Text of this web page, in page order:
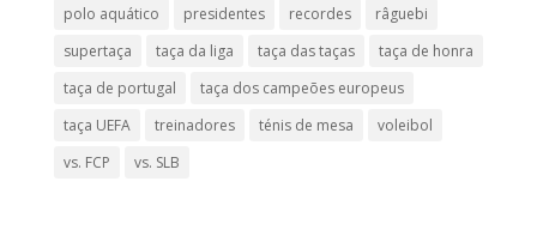
polo aquático
presidentes recordes
râguebi
supertaça
taça da liga taça das taças
taça de honra
taça de portugal
taça dos campeões europeus
taça UEFA
treinadores ténis de mesa
voleibol
vs. FCP
vs. SLB